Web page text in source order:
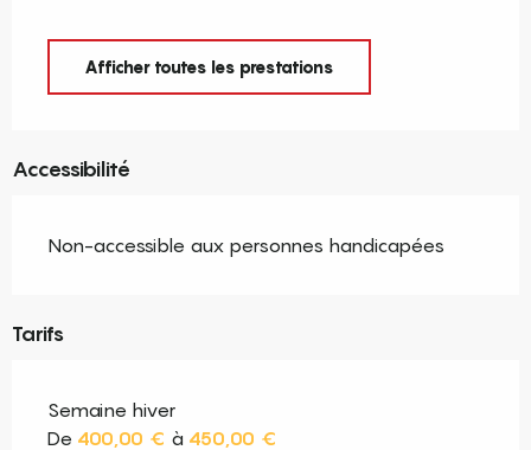
Afficher toutes les prestations
Accessibilité
Non-accessible aux personnes handicapées
Tarifs
Semaine hiver
De 400,00 € à 450,00 €